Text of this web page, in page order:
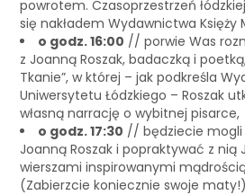
powrotem. Czasoprzestrzeń
się nakładem Wydawnictwa Księży
o godz. 16:00 // porwie Was
z Joanną Roszak, badaczką i poetką,
Tkanie”, w której – jak podkreśla
Uniwersytetu Łódzkiego – Roszak
własną narrację o wybitnej pisarce,
o godz. 17:30 // będziecie
Joanną Roszak i popraktywać z nią
wierszami inspirowanymi
(Zabierzcie koniecznie swoje